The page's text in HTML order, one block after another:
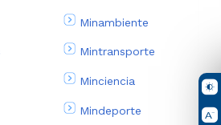
Minambiente
Mintransporte
Minciencia
Mindeporte